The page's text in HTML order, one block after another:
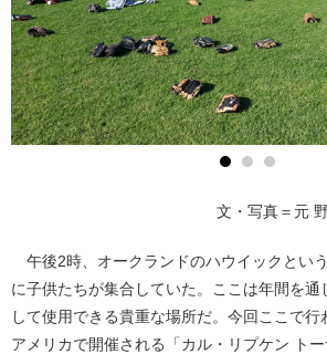
文・写真＝元
午後2時、オークランドのハウイックとい
に子供たちが集合していた。ここは年間を通
して使用できる貴重な場所だ。今回ここで行
アメリカで開催される「カル・リプケン ト